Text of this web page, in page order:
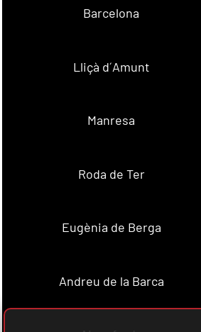
Barcelona
Lliçà d´Amunt
Manresa
Roda de Ter
Eugènia de Berga
Andreu de la Barca